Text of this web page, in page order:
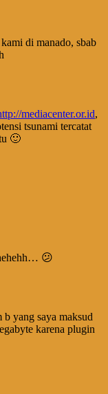
di manado, sbab
mediacenter.or.id,
tsunami tercatat
🙂
😕
yang saya maksud
karena plugin